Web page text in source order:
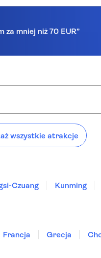
mniej niż 70 EUR”
wszystkie atrakcje
Czuang Kunming
Francja Grecja